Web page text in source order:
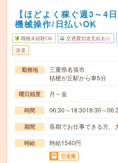
【ほどよく稼ぐ週3～4
機械操作/日払いOK
職種未経験OK 交通費別途支給あり
派遣
勤務地
三重県名張市
桔梗が丘駅から車5分
曜日頻度 月～金
時間 06:30～18:3018:30～
期間 長期でお仕事できる方、
時給 時給1540円
交通費